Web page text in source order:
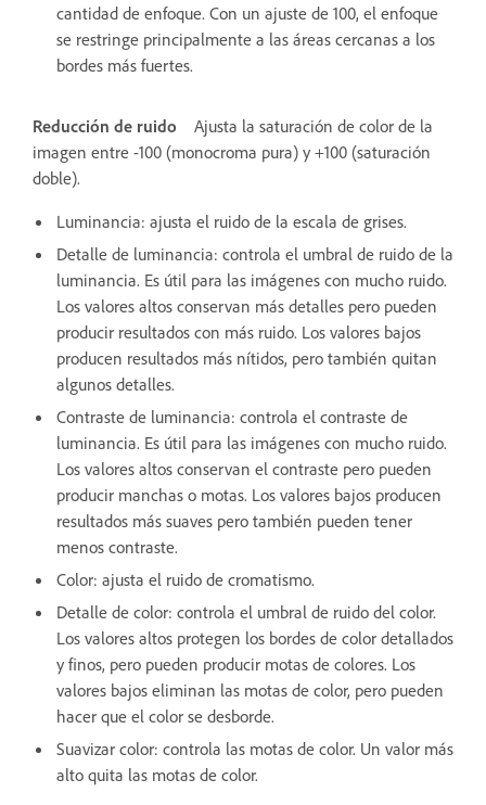
cantidad de enfoque. Con un ajuste de 100, el enfoque
se restringe principalmente a las áreas cercanas a los
bordes más fuertes.
Reducción de ruido
Ajusta la saturación de color de la
imagen entre -100 (monocroma pura) y +100 (saturación
doble).
Luminancia: ajusta el ruido de la escala de grises.
Detalle de luminancia: controla el umbral de ruido de la
luminancia. Es útil para las imágenes con mucho ruido.
Los valores altos conservan más detalles pero pueden
producir resultados con más ruido. Los valores bajos
producen resultados más nítidos, pero también quitan
algunos detalles.
Contraste de luminancia: controla el contraste de
luminancia. Es útil para las imágenes con mucho ruido.
Los valores altos conservan el contraste pero pueden
producir manchas o motas. Los valores bajos producen
resultados más suaves pero también pueden tener
menos contraste.
Color: ajusta el ruido de cromatismo.
Detalle de color: controla el umbral de ruido del color.
Los valores altos protegen los bordes de color detallados
y finos, pero pueden producir motas de colores. Los
valores bajos eliminan las motas de color, pero pueden
hacer que el color se desborde.
Suavizar color: controla las motas de color. Un valor más
alto quita las motas de color.